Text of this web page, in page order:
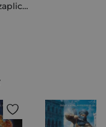
Iwona Ewa Czaplicka